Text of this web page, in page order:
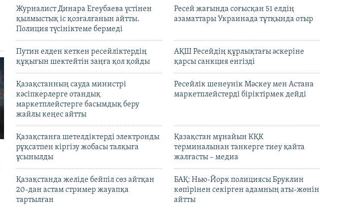
Журналист Динара Егеубаева үстінен
қылмыстық іс қозғалғанын айтты.
Полиция түсініктеме бермеді
Ресей жағында соғысқан 51 елдің
азаматтары Украинада тұтқында отыр
Путин елден кеткен ресейліктердің
құқығын шектейтін заңға қол қойды
АҚШ Ресейдің құрлықтағы әскеріне
қарсы санкция енгізді
Қазақстанның сауда министрі
кәсіпкерлерге отандық
маркетплейстерге басымдық беру
жайлы кеңес айтты
Ресейлік шенеунік Мәскеу мен Астана
маркетплейстерді біріктірмек дейді
Қазақстанға шетелдіктерді электронды
рұқсатпен кіргізу жобасы талқыға
ұсынылды
Қазақстан мұнайын КҚК
терминалынан танкерге тиеу қайта
жалғасты – медиа
Қазақстанда желіде бейпіл сөз айтқан
20-дан астам стример жауапқа
тартылған
БАҚ: Нью-Йорк полициясы Бруклин
көпірінен секірген адамның аты-жөнін
айтты